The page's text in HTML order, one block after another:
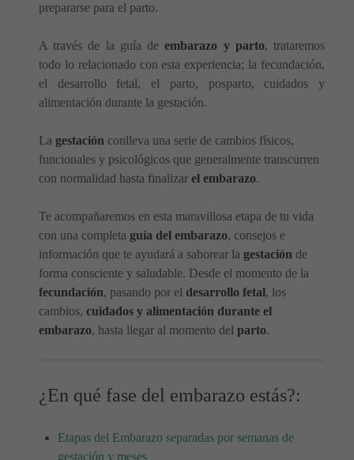
prepararse para el parto.
A través de la guía deembarazo y parto, trataremos
todo lo relacionado con esta experiencia; la fecundación,
el desarrollo fetal, el parto, posparto, cuidados y
alimentación durante la gestación.
La gestación conlleva una serie de cambios físicos,
funcionales y psicológicos que generalmente transcurren
con normalidad hasta finalizar el embarazo.
Te acompañaremos en esta maravillosa etapa de tu vida
con una completa guía del embarazo, consejos e
información que te ayudará a saborear la gestación de
forma consciente y saludable. Desde el momento de la
fecundación, pasando por el desarrollo fetal, los
cambios, cuidados y alimentación durante el
embarazo, hasta llegar al momento del parto.
¿En qué fase del embarazo estás?:
Etapas del Embarazo separadas por semanas de
gestación y meses